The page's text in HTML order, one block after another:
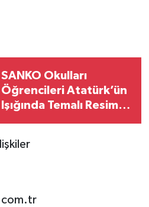
SANKO Okulları
Öğrencileri Atatürk’ün
Işığında Temalı Resim